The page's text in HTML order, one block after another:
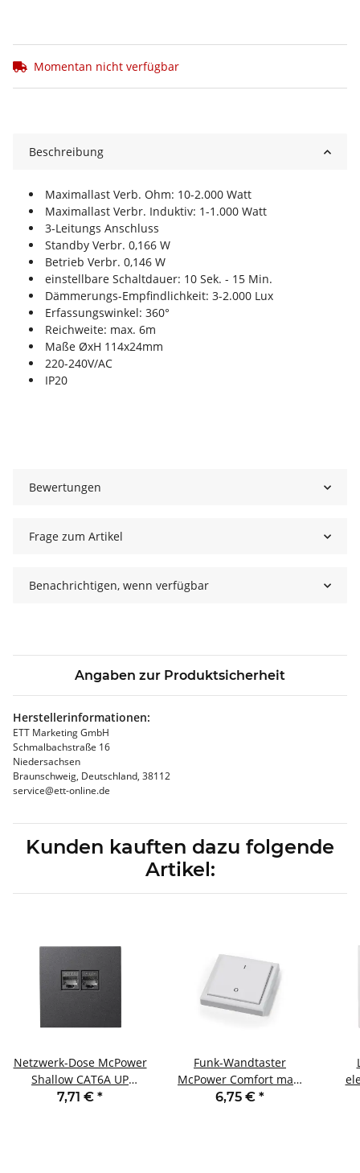
Momentan nicht verfügbar
Beschreibung
Maximallast Verb. Ohm: 10-2.000 Watt
Maximallast Verbr. Induktiv: 1-1.000 Watt
3-Leitungs Anschluss
Standby Verbr. 0,166 W
Betrieb Verbr. 0,146 W
einstellbare Schaltdauer: 10 Sek. - 15 Min.
Dämmerungs-Empfindlichkeit: 3-2.000 Lux
Erfassungswinkel: 360°
Reichweite: max. 6m
Maße ØxH 114x24mm
220-240V/AC
IP20
Bewertungen
Frage zum Artikel
Benachrichtigen, wenn verfügbar
Angaben zur Produktsicherheit
Herstellerinformationen:
ETT Marketing GmbH
Schmalbachstraße 16
Niedersachsen
Braunschweig, Deutschland, 38112
service@ett-online.de
Kunden kauften dazu folgende
Artikel:
Netzwerk-Dose McPower
Shallow CAT6A UP
anthrazit vollgeschirmt
7,71 € *
Funk-Wandtaster
McPower Comfort max.
70m Aufputz 1-Kanal
6,75 € *